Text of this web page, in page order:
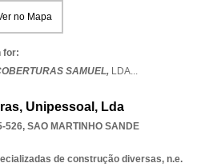
no Mapa
for:
SAMUEL, LDA...
Unipessoal, Lda
526, SAO MARTINHO SANDE
de construção diversas, n.e.